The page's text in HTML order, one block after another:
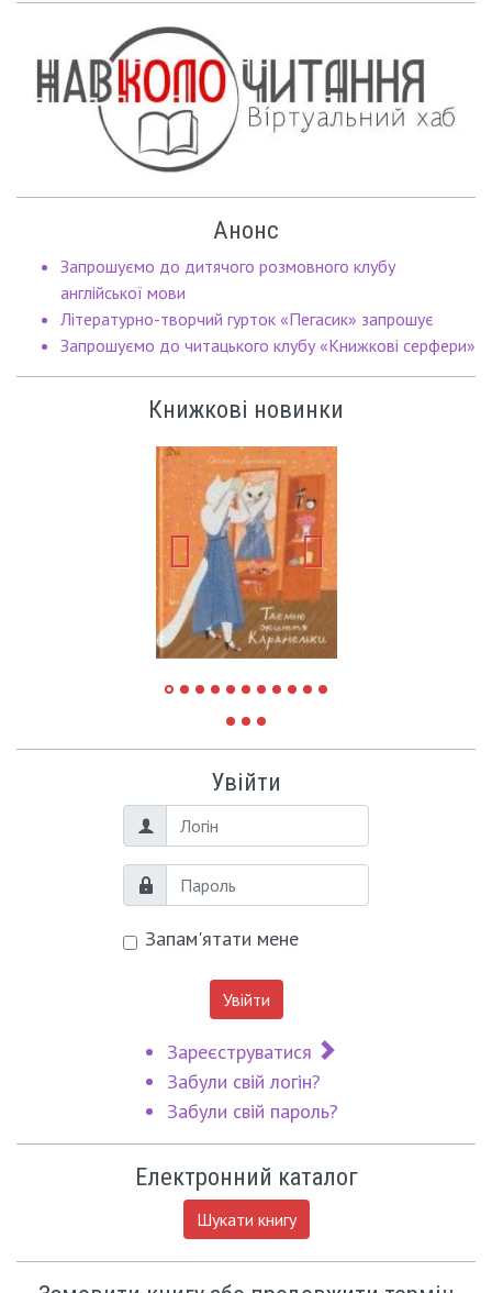
Анонс
Запрошуємо до дитячого розмовного клубу
англійської мови
Літературно-творчий гурток «Пегасик» запрошує
Запрошуємо до читацького клубу «Книжкові серфери»
Книжкові новинки
Увійти
Логін
Пароль
Запам'ятати мене
Увійти
Зареєструватися
Забули свій логін?
Забули свій пароль?
Електронний каталог
Шукати книгу